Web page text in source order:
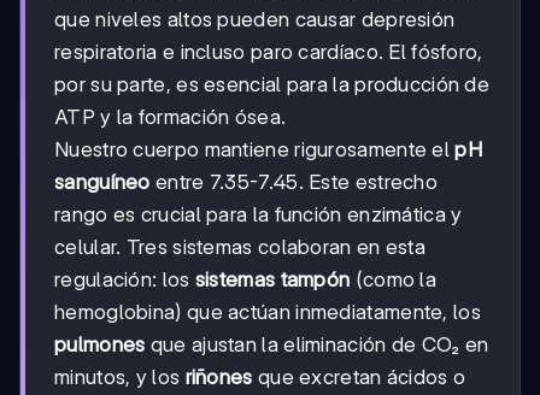
que niveles altos pueden causar depresión
respiratoria e incluso paro cardíaco. El fósforo,
por su parte, es esencial para la producción de
ATP y la formación ósea.
Nuestro cuerpo mantiene rigurosamente elpH
sanguíneo entre 7.35-7.45. Este estrecho
rango es crucial para la función enzimática y
celular. Tres sistemas colaboran en esta
regulación: los sistemas tampón (como la
hemoglobina) que actúan inmediatamente, los
pulmones que ajustan la eliminación de CO₂ en
minutos, y los riñones que excretan ácidos o